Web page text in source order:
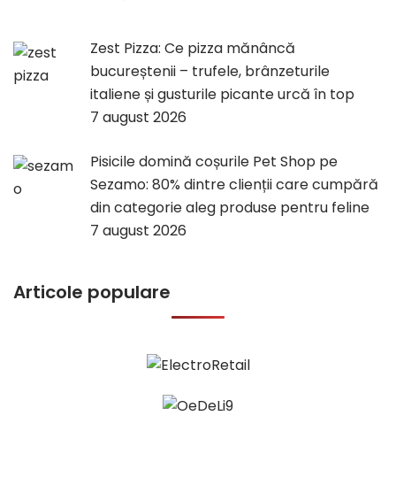
Zest Pizza: Ce pizza mănâncă
bucureștenii – trufele, brânzeturile
italiene și gusturile picante urcă în top
7 august 2026
Pisicile domină coșurile Pet Shop pe
Sezamo: 80% dintre clienții care cumpără
din categorie aleg produse pentru feline
7 august 2026
Articole populare